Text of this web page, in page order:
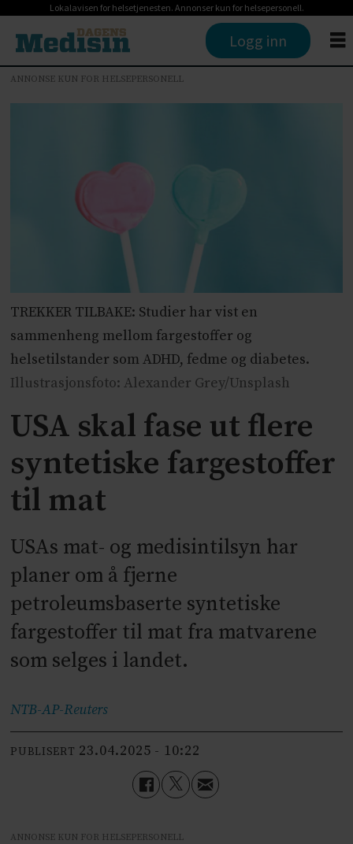
Lokalavisen for helsetjenesten. Annonser kun for helsepersonell.
Logg inn
ANNONSE KUN FOR HELSEPERSONELL
TREKKER TILBAKE: Studier har vist en
sammenheng mellom fargestoffer og
helsetilstander som ADHD, fedme og diabetes.
Illustrasjonsfoto: Alexander Grey/Unsplash
USA skal fase ut flere
syntetiske fargestoffer
til mat
USAs mat- og medisintilsyn har
planer om å fjerne
petroleumsbaserte syntetiske
fargestoffer til mat fra matvarene
som selges i landet.
NTB-AP-Reuters
PUBLISERT 23.04.2025 - 10:22
ANNONSE KUN FOR HELSEPERSONELL